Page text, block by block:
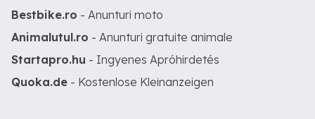
Bestbike.ro - Anunturi moto
Animalutul.ro - Anunturi gratuite animale
Startapro.hu - Ingyenes Apróhirdetés
Quoka.de - Kostenlose Kleinanzeigen